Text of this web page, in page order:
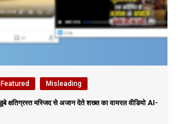
Featured Misleading
क्षतिग्रस्त मस्जिद से अजान देते शख्स का वायरल वीडियो AI-